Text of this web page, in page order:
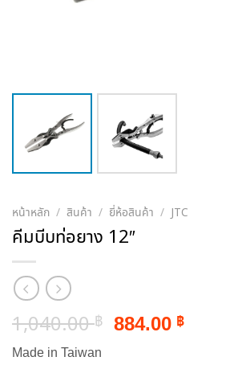
หน้าหลัก / สินค้า / ยี่ห้อสินค้า / JTC
คีมบีบท่อยาง 12″
1,040.00฿ Original
884.00 ฿Current
Made in Taiwan